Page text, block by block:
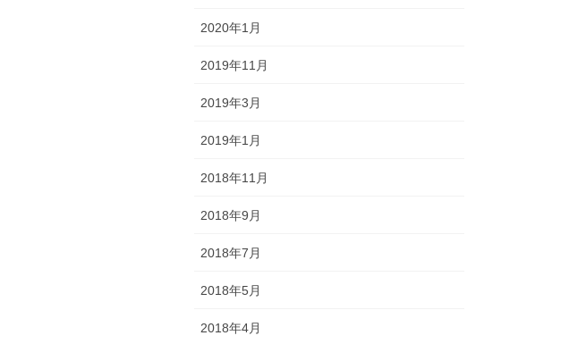
2020年1月
2019年11月
2019年3月
2019年1月
2018年11月
2018年9月
2018年7月
2018年5月
2018年4月